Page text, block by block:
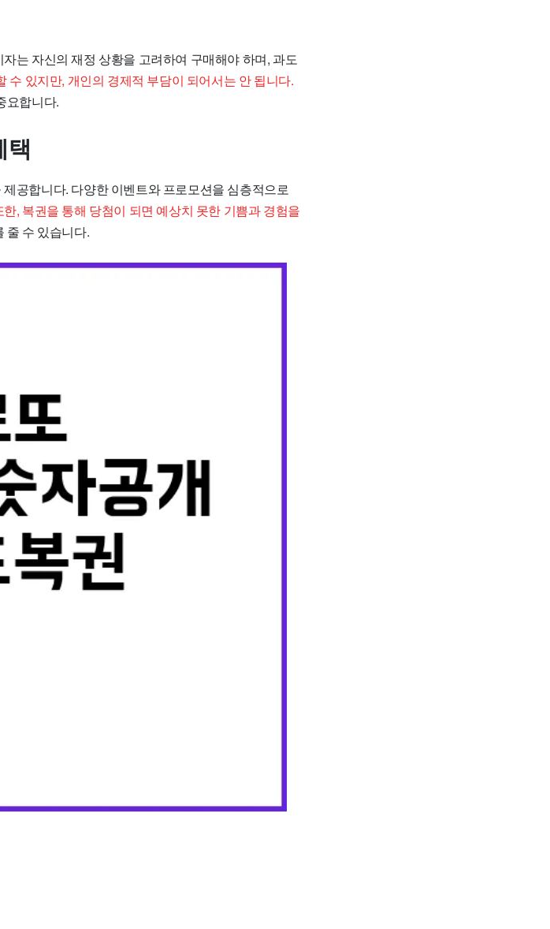
는 자신의 재정 상황을 고려하여 구매해야 하며, 과도
수 있지만, 개인의 경제적 부담이 되어서는 안 됩니다.
요합니다.
택
공합니다. 다양한 이벤트와 프로모션을 심층적으로
한, 복권을 통해 당첨이 되면 예상치 못한 기쁨과 경험을
줄 수 있습니다.